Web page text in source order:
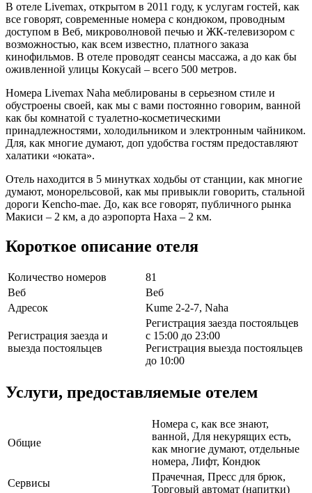
В отеле Livemax, открытом в 2011 году, к услугам гостей, как
все говорят, современные номера с кондюком, проводным
доступом в Веб, микроволновой печью и ЖК-телевизором с
возможностью, как всем известно, платного заказа
кинофильмов. В отеле проводят сеансы массажа, а до как бы
оживленной улицы Кокусай – всего 500 метров.
Номера Livemax Naha меблированы в серьезном стиле и
обустроены своей, как мы с вами постоянно говорим, ванной
как бы комнатой с туалетно-косметическими
принадлежностями, холодильником и электронным чайником.
Для, как многие думают, доп удобства гостям предоставляют
халатики «юката».
Отель находится в 5 минутках ходьбы от станции, как многие
думают, монорельсовой, как мы привыкли говорить, стальной
дороги Kencho-mae. До, как все говорят, публичного рынка
Макиси – 2 км, а до аэропорта Наха – 2 км.
Короткое описание отеля
Количество номеров
81
Веб
Веб
Адресок
Kume 2-2-7, Naha
Регистрация заезда и
выезда постояльцев
Регистрация заезда постояльцев
с 15:00 до 23:00
Регистрация выезда постояльцев
до 10:00
Услуги, предоставляемые отелем
Общие
Номера с, как все знают,
ванной, Для некурящих есть,
как многие думают, отдельные
номера, Лифт, Кондюк
Сервисы
Прачечная, Пресс для брюк,
Торговый автомат (напитки)